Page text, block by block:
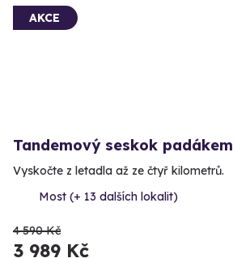
AKCE
Tandemový seskok padákem
Vyskočte z letadla až ze čtyř kilometrů.
Most (+ 13 dalších lokalit)
4 590 Kč
3 989 Kč